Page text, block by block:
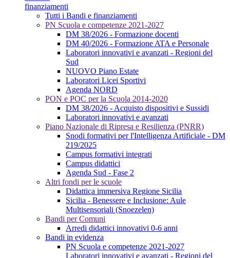
finanziamenti
Tutti i Bandi e finanziamenti
PN Scuola e competenze 2021-2027
DM 38/2026 - Formazione docenti
DM 40/2026 - Formazione ATA e Personale
Laboratori innovativi e avanzati - Regioni del
Sud
NUOVO Piano Estate
Laboratori Licei Sportivi
Agenda NORD
PON e POC per la Scuola 2014-2020
DM 38/2026 - Acquisto dispositivi e Sussidi
Laboratori innovativi e avanzati
Piano Nazionale di Ripresa e Resilienza (PNRR)
Snodi formativi per l'Intelligenza Artificiale - DM
219/2025
Campus formativi integrati
Campus didattici
Agenda Sud - Fase 2
Altri fondi per le scuole
Didattica immersiva Regione Sicilia
Sicilia - Benessere e Inclusione: Aule
Multisensoriali (Snoezelen)
Bandi per Comuni
Arredi didattici innovativi 0-6 anni
Bandi in evidenza
PN Scuola e competenze 2021-2027
Laboratori innovativi e avanzati - Regioni del